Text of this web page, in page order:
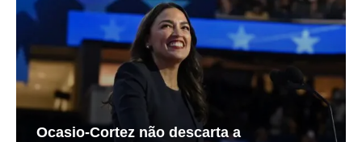
Ocasio-Cortez não descarta a